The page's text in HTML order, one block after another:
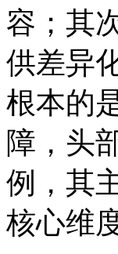
容；其
供差异
根本的
障，头
例，其
核心维